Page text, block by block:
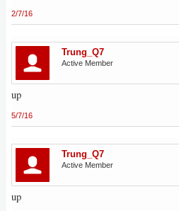
2/7/16
Trung_Q7
Active Member
up
5/7/16
Trung_Q7
Active Member
up